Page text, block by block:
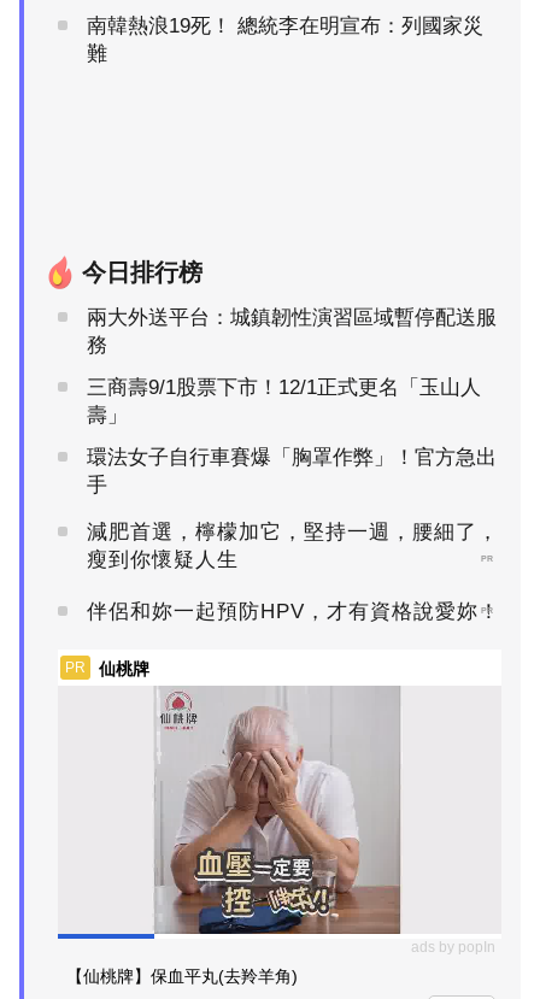
南韓熱浪19死！ 總統李在明宣布：列國家災
難
今日排行榜
兩大外送平台：城鎮韌性演習區域暫停配送服
務
三商壽9/1股票下市！12/1正式更名「玉山人
壽」
環法女子自行車賽爆「胸罩作弊」！官方急出
手
減肥首選，檸檬加它，堅持一週，腰細了，
瘦到你懷疑人生
PR
伴侶和妳一起預防HPV，才有資格說愛妳！
PR
PR 仙桃牌
ads by popIn
【仙桃牌】保血平丸(去羚羊角)